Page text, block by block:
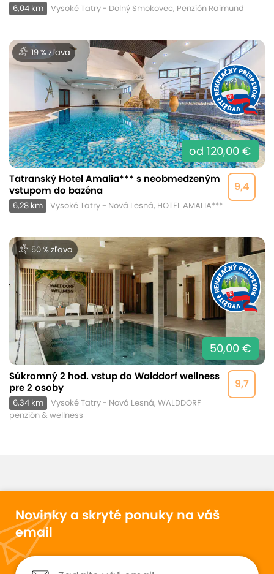
6,04 km Vysoké Tatry - Dolný Smokovec, Penzión Raimund
19 % zľava
od 120,00 €
9,4
Tatranský Hotel Amalia*** s neobmedzeným
vstupom do bazéna
6,28 km Vysoké Tatry - Nová Lesná, HOTEL AMALIA***
50 % zľava
50,00 €
9,7
Súkromný 2 hod. vstup do Walddorf wellness
pre 2 osoby
6,34 km
Vysoké Tatry - Nová Lesná, WALDDORF
penzión & wellness
Novinky a skryté ponuky na váš
email